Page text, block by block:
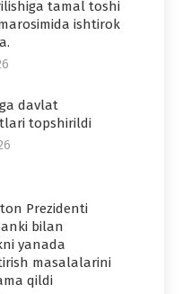
tamal toshi
ishtirok
davlat
topshirildi
Prezidenti
bilan
yanada
masalalarini
qildi